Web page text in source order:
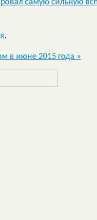
самую сильную
.
в июне 2015 года »